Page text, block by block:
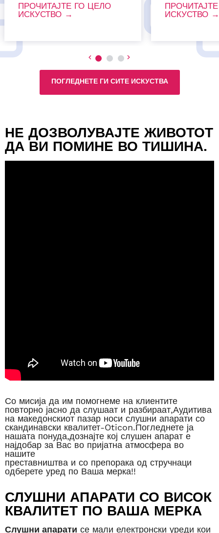
ПРОЧИТАЈТЕ ГО ЦЕЛО
ИСКУСТВО →
ИСКУСТВО →
ПОГЛЕДНЕТЕ ГИ СИТЕ ИСКУСТВА
НЕ ДОЗВОЛУВАЈТЕ ЖИВОТОТ
ДА ВИ ПОМИНЕ ВО ТИШИНА.
Со мисија да им помогнеме на клиентите
повторно јасно да слушаат и разбираат,Аудитива
на македонскиот пазар носи слушни апарати со
скандинавски квалитет-Oticon.Погледнете ја
нашата понуда,дознајте кој слушен апарат е
најдобар за Вас во пријатна атмосфера во
нашите
преставништва и со препорака од стручнаци
одберете уред по Ваша мерка!!
СЛУШНИ АПАРАТИ СО ВИСОК
КВАЛИТЕТ ПО ВАША МЕРКА
Слушни апарати се мали електронски уреди кои